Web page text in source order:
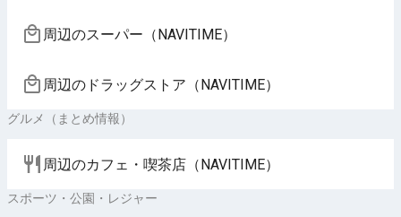
周辺のスーパー（NAVITIME）
周辺のドラッグストア（NAVITIME）
グルメ（まとめ情報）
周辺のカフェ・喫茶店（NAVITIME）
スポーツ・公園・レジャー